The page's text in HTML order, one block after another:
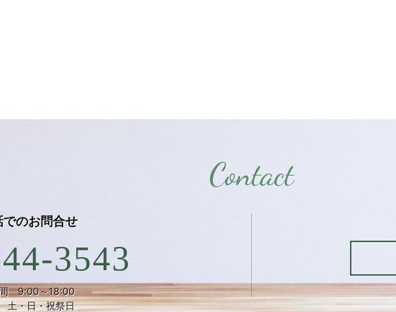
Contact
でのお問合せ
3543
9:00～18:00
土・日・祝祭日